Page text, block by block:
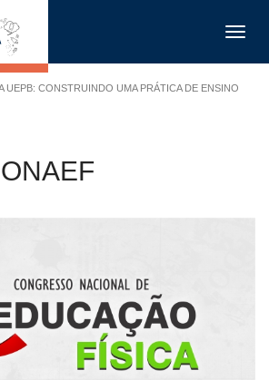
UEPB: CONSTRUINDO UMA PRÁTICA DE ENSINO